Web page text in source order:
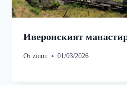
Иверонският
Отzinon 01/03/2026